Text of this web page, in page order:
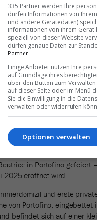
Designstudio Albion Nord
angestrebt worden
und 15 weitere
Eine Wellness-Suite bietet
können.
rund 11.000 Pfund pro
Wein und anderen
auf der Webseitezu finden.
an der Amalfiküste
Juli beginnt die dritte
diverse Baren
in Portofino gefeiert
2025 eröffnet wird.
und erste
von Portofino, eingebettet
befindet sich auf einer
335 Partner werden Ihre
dürfen Informationen von
und andere Gerätedaten)
Informationen von Ihrem
speziell von dieser Website
dürfen genaue Daten zur
Partner
Einige Anbieter nutzen Ihre
auf Grundlage ihres
über den Button zum
auf dieser Seite oder im Menü
Sie die Einwilligung in die
verwalten oder widerrufen
Optionen verwalten